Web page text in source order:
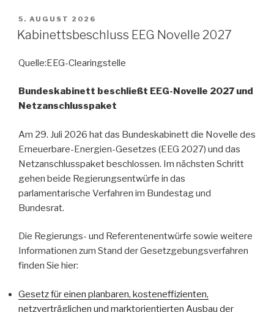
VERÖFFENTLICHT
AM
5. AUGUST 2026
Kabinettsbeschluss EEG Novelle 2027
Quelle:EEG-Clearingstelle
Bundeskabinett beschließt EEG-Novelle 2027 und
Netzanschlusspaket
Am 29. Juli 2026 hat das Bundeskabinett die Novelle des
Erneuerbare-Energien-Gesetzes (EEG 2027) und das
Netzanschlusspaket beschlossen. Im nächsten Schritt
gehen beide Regierungsentwürfe in das
parlamentarische Verfahren im Bundestag und
Bundesrat.
Die Regierungs- und Referentenentwürfe sowie weitere
Informationen zum Stand der Gesetzgebungsverfahren
finden Sie hier:
Gesetz für einen planbaren, kosteneffizienten,
netzverträglichen und marktorientierten Ausbau der